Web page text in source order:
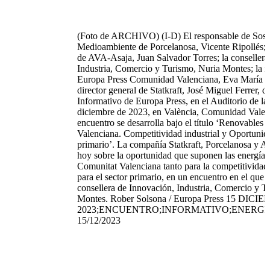
(Foto de ARCHIVO) (I-D) El responsable de
Medioambiente de Porcelanosa, Vicente Ripollés;
de AVA-Asaja, Juan Salvador Torres; la
Industria, Comercio y Turismo, Nuria Montes; la
Europa Press Comunidad Valenciana, Eva María
director general de Statkraft, José Miguel Ferrer,
Informativo de Europa Press, en el Auditorio de
diciembre de 2023, en València, Comunidad
encuentro se desarrolla bajo el título ‘Renovables
Valenciana. Competitividad industrial y
primario’. La compañía Statkraft, Porcelanosa y
hoy sobre la oportunidad que suponen las
Comunitat Valenciana tanto para la
para el sector primario, en un encuentro en el que
consellera de Innovación, Industria, Comercio y
Montes. Rober Solsona / Europa Press 15
15/12/2023